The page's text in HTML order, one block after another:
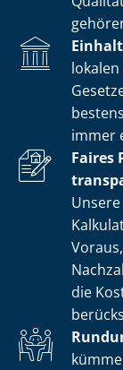
immer
Faires
die